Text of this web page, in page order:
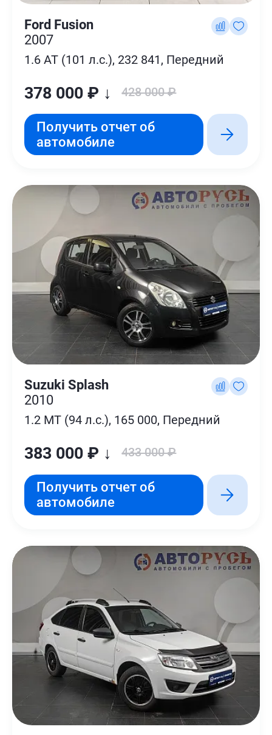
Ford Fusion
2007
1.6 AT (101 л.с.), 232 841, Передний
378 000 ₽ ↓ 428 000 ₽
Получить отчет об
автомобиле
Suzuki Splash
2010
1.2 MT (94 л.с.), 165 000, Передний
383 000 ₽ ↓ 433 000 ₽
Получить отчет об
автомобиле